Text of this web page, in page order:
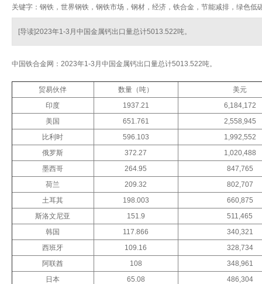
关键字：钢铁，世界钢铁，钢铁市场，钢材，经济，铁合金，节能减排，绿色低
[导读]2023年1-3月中国金属钙出口量总计5013.522吨。
中国铁合金网：2023年1-3月中国金属钙出口量总计5013.522吨。
贸易伙伴 数量（吨）
美元
印度
1937.21
6,184,172
美国
651.761
2,558,945
比利时
596.103
1,992,552
俄罗斯
372.27
1,020,488
墨西哥
264.95
847,765
荷兰
209.32
802,707
土耳其
198.003
660,875
斯洛文尼亚
151.9
511,465
韩国
117.866
340,321
西班牙
109.16
328,734
阿联酋
108
348,961
日本
65.08
486,304